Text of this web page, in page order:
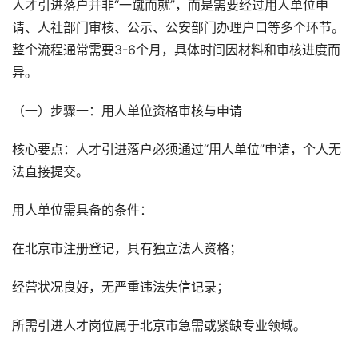
人才引进落户并非“一蹴而就”，而是需要经过用人单位申
请、人社部门审核、公示、公安部门办理户口等多个环节。
整个流程通常需要3-6个月，具体时间因材料和审核进度而
异。
（一）步骤一：用人单位资格审核与申请
核心要点：人才引进落户必须通过“用人单位”申请，个人无
法直接提交。
用人单位需具备的条件：
在北京市注册登记，具有独立法人资格；
经营状况良好，无严重违法失信记录；
所需引进人才岗位属于北京市急需或紧缺专业领域。